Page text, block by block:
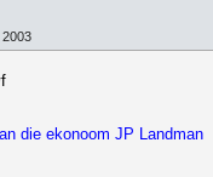
die ekonoom JP Landman